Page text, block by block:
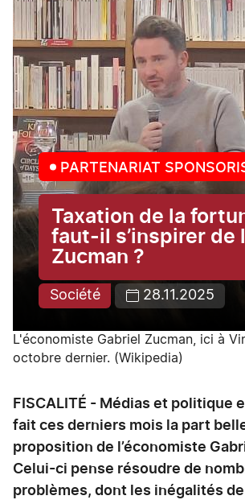
PARTENARIAT
Taxation de la
faut-il s’inspirer de
Zucman ?
Société 28.11.2025
L'économiste Gabriel Zucman, ici à
octobre dernier. (Wikipedia)
FISCALITÉ - Médias et politique
fait ces derniers mois la part
proposition de l’économiste
Celui-ci pense résoudre de
problèmes, dont les inégalités